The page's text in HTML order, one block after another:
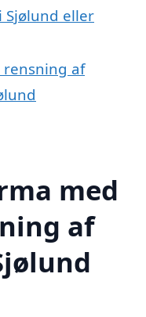
eller
rensning af
med
af